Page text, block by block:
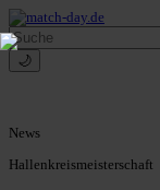
🌙
News
Hallenkreismeisterschaft